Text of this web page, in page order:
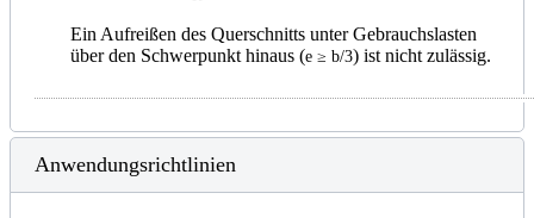
Ein Aufreißen des Querschnitts unter Gebrauchslasten
über den Schwerpunkt hinaus (e ≥ b/3) ist nicht zulässig.
Anwendungsrichtlinien